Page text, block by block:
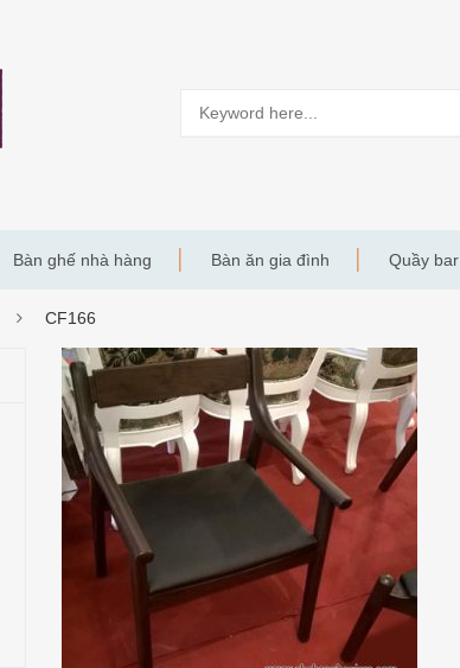
Bàn ghế nhà hàng Bàn ăn gia đình Quầy bar
CF166
CF166